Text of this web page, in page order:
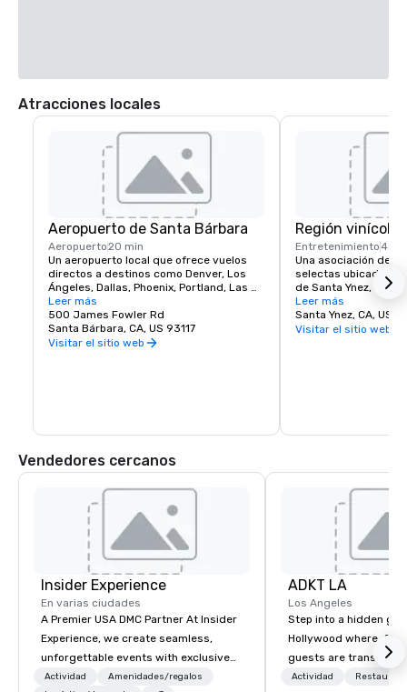
Atracciones locales
Aeropuerto de Santa Bárbara
Aeropuerto20 min
Un aeropuerto local que ofrece vuelos
directos a destinos como Denver, Los
Ángeles, Dallas, Phoenix, Portland, Las
Vegas y más.
Leer más
500 James Fowler Rd
Santa Bárbara, CA, US 93117
Visitar el sitio web
Región vinícola
Entretenimiento40
Una asociación de
selectas ubicadas
de Santa Ynez,
dirigirte a las salas
individuales donde
todos tus favoritos.
Leer más
Santa Ynez, CA, US
Visitar el sitio web
Vendedores cercanos
Insider Experience
En varias ciudades
A Premier USA DMC Partner At Insider
Experience, we create seamless,
unforgettable events with exclusive
access to premium venues, world-
Actividad
Amenidades/regalos
ADKT LA
Los Angeles
Step into a hidden
Hollywood where, for
guests are
dinner and a show
Actividad